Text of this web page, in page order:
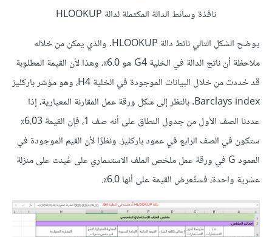
نافذة وسائط الدالة المكتملة لدالة HLOOKUP
يوضح الشكل التالي ناتط دالة HLOOKUP. والذي يمكن من خلاله
ملاحظة أن ناتج الدالة في الخلية G4 هو 6.0٪، وهذا لأن القيمة المطلوبة
قد حُددت من خلال البيانات الموجودة في الخلية H4، وهو مؤشر باركليز
Barclays index. بالنظر إلى شكل ورقة عمل المقارنة المعيارية، إذا
عددنا الصف الأول من جدول النطاق على أنه صف 1، فإن القيمة 6.03٪
ستكون في الصف الرابع في عمود باركليز. ونظرًا لأن القيم الموجودة في
العمود G في ورقة عمل ملخص الملف الاستثماري على عُينت على منزلة
عشرية واحدة، فستُعرض القيمة على أنها 6.0٪.